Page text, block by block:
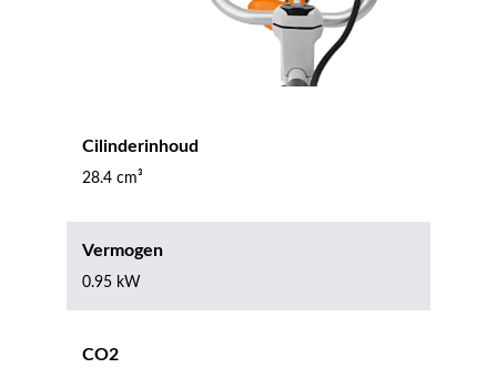
Cilinderinhoud
28.4 cm³
Vermogen
0.95 kW
CO2